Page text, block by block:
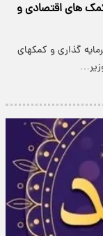
های اقتصادی و
گذاری و کمکهای